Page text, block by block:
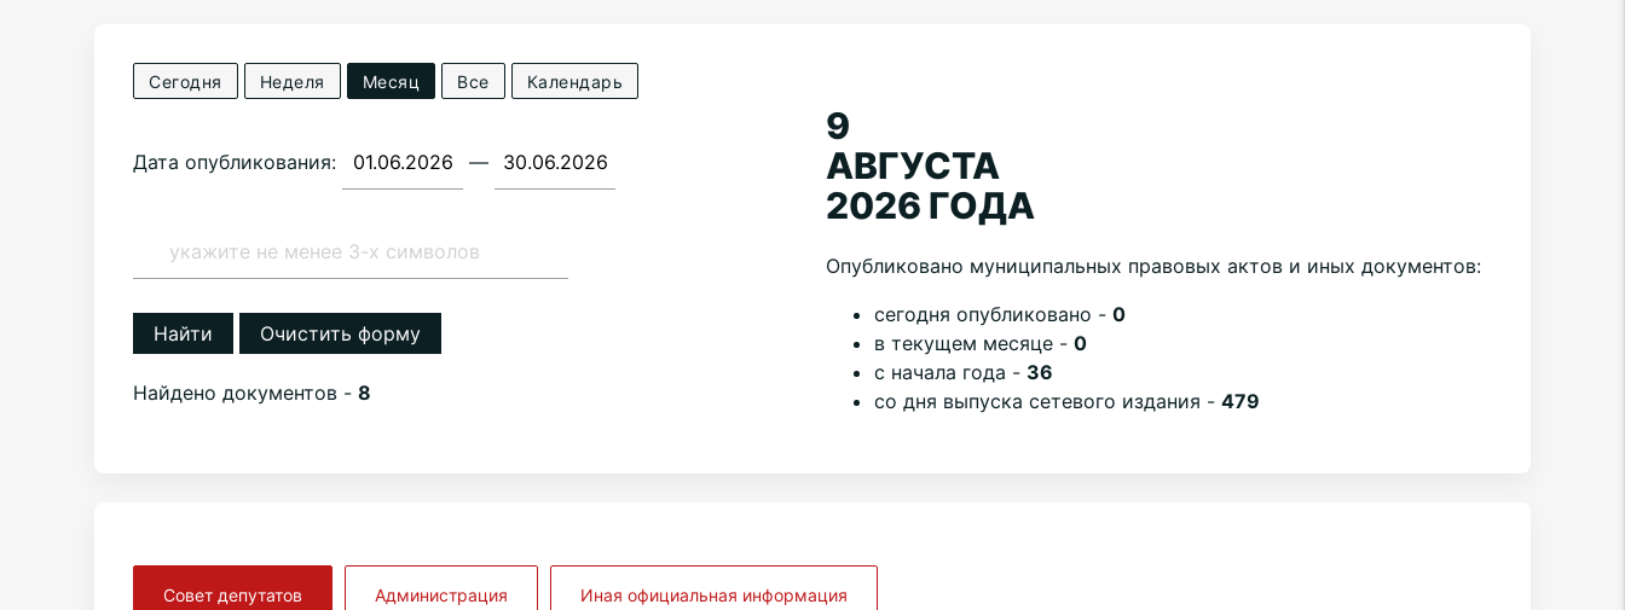
Сегодня Неделя Месяц Все Календарь
Дата опубликования: —
Найти Очистить форму
Найдено документов -8
9
АВГУСТА
2026 ГОДА
Опубликовано муниципальных правовых актов и иных документов:
cегодня опубликовано -0
в текущем месяце -0
с начала года - 36
со дня выпуска сетевого издания -479
Совет депутатов Администрация Иная официальная информация